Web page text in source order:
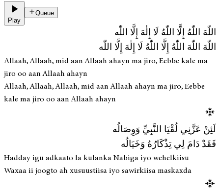
Play
Queue
اللّٰهَ اللّٰهُ إِلَّا اللّٰهُ لَا إِلٰهَ إِلَّا اللّٰه
اللّٰهَ اللّٰهَ اللّٰهُ إِلَّا اللّٰهُ لَا إِلٰهَ إِلَّا اللّٰه
Allaah, Allaah, mid aan Allaah ahayn ma jiro, Eebbe kale ma
jiro oo aan Allaah ahayn
Allaah, Allaah, Allaah, mid aan Allaah ahayn ma jiro, Eebbe
kale ma jiro oo aan Allaah ahayn
لَئِنْ عَزَّنِي لُقْيَا النَّبِيِّ وَوِصَالُه
فَقَدْ دَامَ لِي تِذْكَارُهُ وَخَيَالُه
Hadday igu adkaato la kulanka Nabiga iyo wehelkiisu
Waxaa ii joogto ah xusuustiisa iyo sawirkiisa maskaxda